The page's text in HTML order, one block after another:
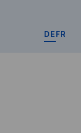
DE FR